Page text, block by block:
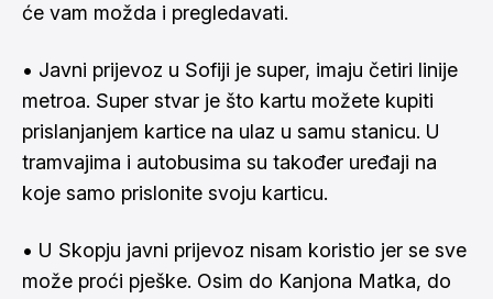
će vam možda i pregledavati.
• Javni prijevoz u Sofiji je super, imaju četiri linije
metroa. Super stvar je što kartu možete kupiti
prislanjanjem kartice na ulaz u samu stanicu. U
tramvajima i autobusima su također uređaji na
koje samo prislonite svoju karticu.
• U Skopju javni prijevoz nisam koristio jer se sve
može proći pješke. Osim do Kanjona Matka, do